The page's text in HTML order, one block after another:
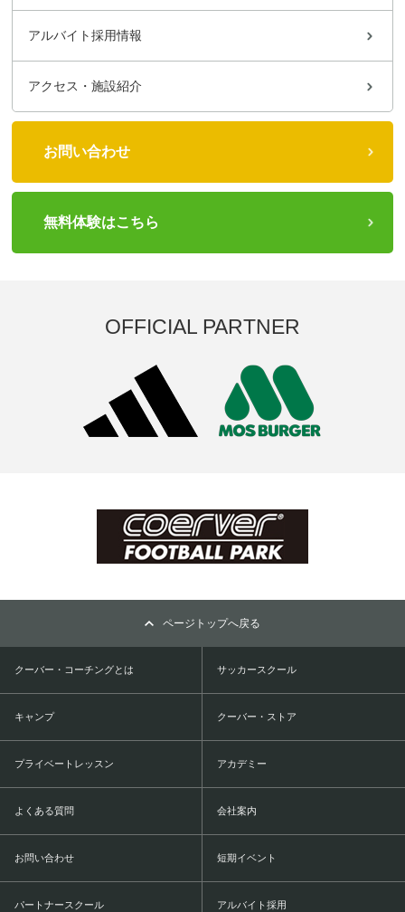
アルバイト採用情報
アクセス・施設紹介
お問い合わせ
無料体験はこちら
OFFICIAL PARTNER
ページトップへ戻る
クーバー・コーチングとは サッカースクール
キャンプ クーバー・ストア
プライベートレッスン アカデミー
よくある質問 会社案内
お問い合わせ 短期イベント
パートナースクール アルバイト採用